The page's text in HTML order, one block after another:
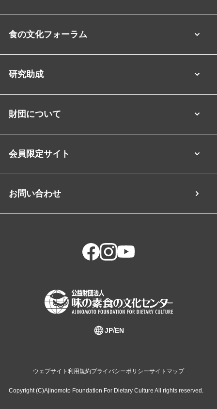
食の文化フォーラム
研究助成
財団について
会員限定サイト
お問い合わせ
JP EN
ウェブサイト利用規約プライバシーポリシーサイトマップ
Copyright (C)Ajinomoto Foundation For Dietary Culture All rights reserved.